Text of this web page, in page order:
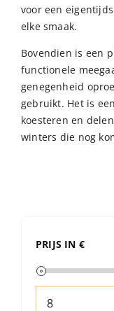
voor een
elke smaak.
Bovendien is een
functionele
genegenheid
gebruikt. Het is
koesteren en
winters die nog
PRIJS IN €